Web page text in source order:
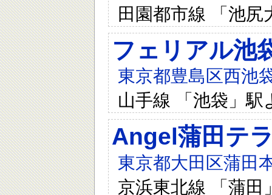
田園都市線 「池尻
フェリアル池
東京都豊島区西池
山手線 「池袋」駅
Angel蒲田テ
東京都大田区蒲田
京浜東北線 「蒲田